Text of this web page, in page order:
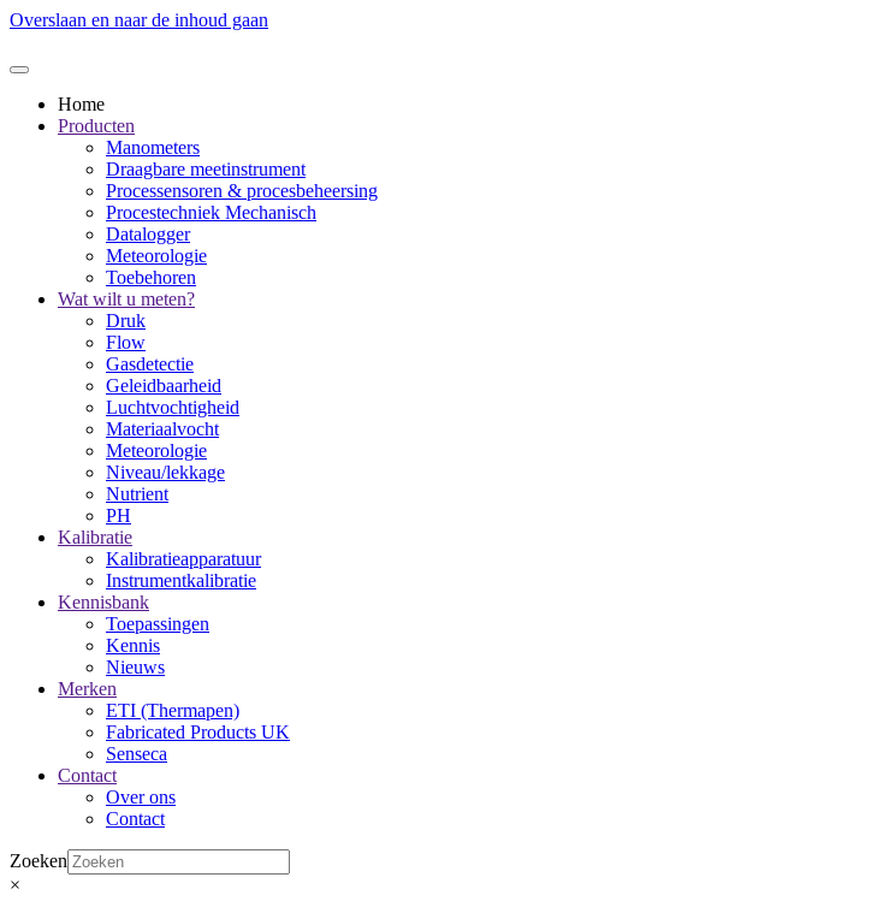
Overslaan en naar de inhoud gaan
Home
Producten
Manometers
Draagbare meetinstrument
Processensoren & procesbeheersing
Procestechniek Mechanisch
Datalogger
Meteorologie
Toebehoren
Wat wilt u meten?
Druk
Flow
Gasdetectie
Geleidbaarheid
Luchtvochtigheid
Materiaalvocht
Meteorologie
Niveau/lekkage
Nutrient
PH
Kalibratie
Kalibratieapparatuur
Instrumentkalibratie
Kennisbank
Toepassingen
Kennis
Nieuws
Merken
ETI (Thermapen)
Fabricated Products UK
Senseca
Contact
Over ons
Contact
Zoeken
×